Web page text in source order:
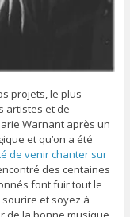
projets, le plus
artistes et de
Warnant après un
et qu’on a été
de venir chanter sur
des centaines
font fuir tout le
et soyez à